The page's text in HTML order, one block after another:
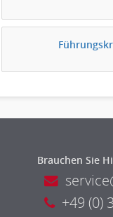
Brauchen Sie
+49 (0)